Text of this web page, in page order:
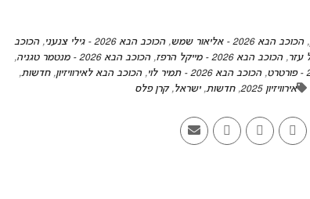
,הכוכב הבא 2026 - אליאור שמש ,הכוכב הבא 2026 - גילי צנעני ,הכוכב
,הכוכב הבא 2026 - מייקל הרפז ,הכוכב הבא 2026 - מנטמר טגניה
,
,הכוכב הבא 2026 - תמיר לוי ,הכוכב הבא לאירוויזיון,חדשות,
אירוויזיון 2025 ,חדשות,ישראל,קרן פלס